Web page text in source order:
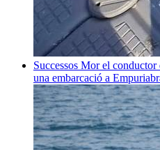
Successos Mor el conductor
una embarcació a